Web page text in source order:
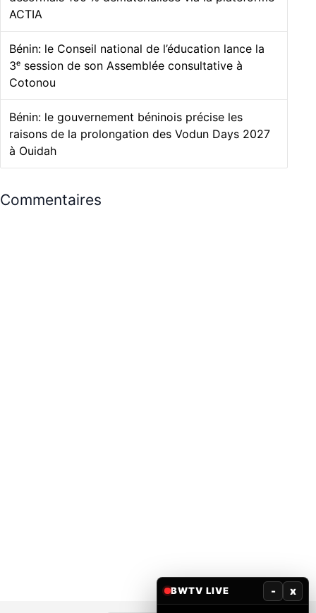
ACTIA
Bénin: le Conseil national de l’éducation lance la
3ᵉ session de son Assemblée consultative à
Cotonou
Bénin: le gouvernement béninois précise les
raisons de la prolongation des Vodun Days 2027
à Ouidah
Commentaires
BWTV LIVE - x